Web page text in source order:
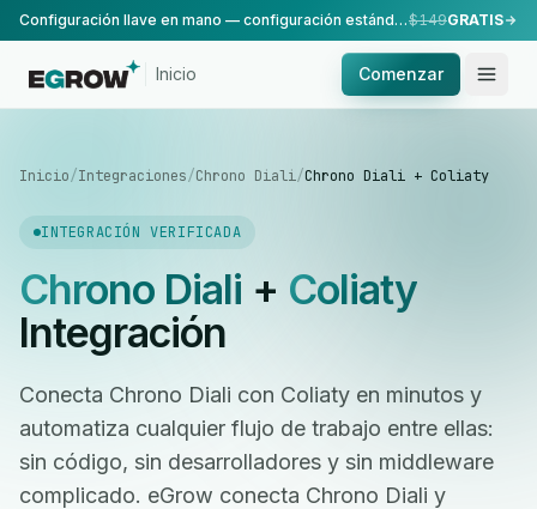
Configuración llave en mano — configuración estándar, realizada por nuestro equipo.$149GRATIS
Inicio Comenzar
Inicio/Integraciones/Chrono Diali/Chrono Diali + Coliaty
INTEGRACIÓN VERIFICADA
Chrono Diali + Coliaty
Integración
Conecta Chrono Diali con Coliaty en minutos y
automatiza cualquier flujo de trabajo entre ellas:
sin código, sin desarrolladores y sin middleware
complicado. eGrow conecta Chrono Diali y